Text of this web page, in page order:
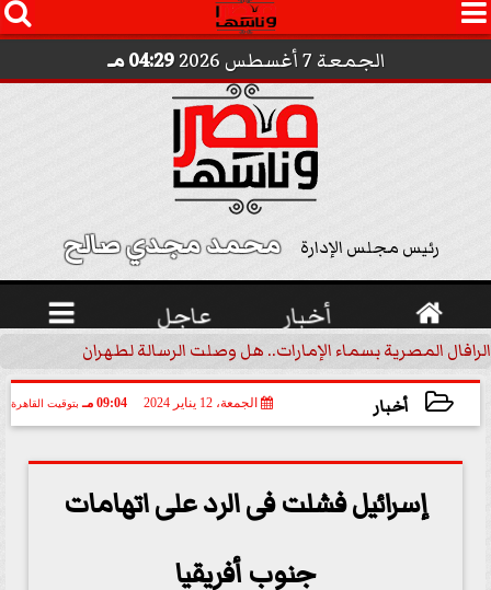
 
الجمعة 7 أغسطس 2026 04:29 مـ
رئيس مجلس الإدارة محمد مجدي صالح
 أخبار عاجل 
الرافال المصرية بسماء الإمارات.. هل وصلت الرسالة لطهران؟..
أخبار الجمعة، 12 يناير 2024 09:04 مـ بتوقيت القاهرة
إسرائيل فشلت فى الرد على اتهامات
جنوب أفريقيا